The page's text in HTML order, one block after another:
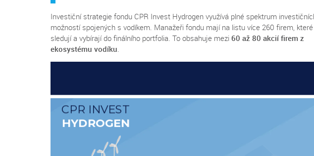
Investiční strategie fondu CPR Invest Hydrogen využívá plné spektrum
možností spojených s vodíkem. Manažeři fondu mají na listu více 260 firem, které
sledují a vybírají do finálního portfolia. To obsahuje mezi 60 až 80 akcií firem z
ekosystému vodíku.